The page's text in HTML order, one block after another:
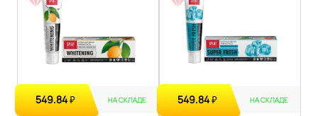
549.84₽ НА СКЛАДЕ 549.84₽ НА СКЛАДЕ